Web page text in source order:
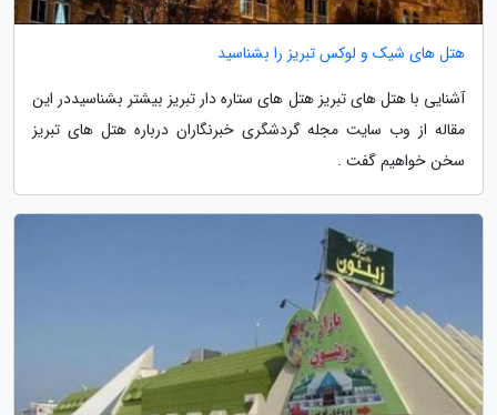
هتل های شیک و لوکس تبریز را بشناسید
آشنایی با هتل های تبریز هتل های ستاره دار تبریز بیشتر بشناسیددر این
مقاله از وب سایت مجله گردشگری خبرنگاران درباره هتل های تبریز
سخن خواهیم گفت .